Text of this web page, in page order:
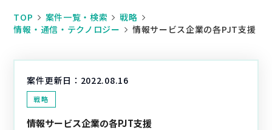
TOP 案件一覧・検索
戦略
情報・通信・テクノロジー
情報サービス企業の各PJT支援
案件更新日： 2022.08.16
戦略
情報サービス企業の各PJT支援